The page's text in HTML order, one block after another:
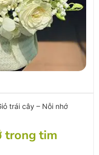
trái cây – Nỗi nhớ
trong tim